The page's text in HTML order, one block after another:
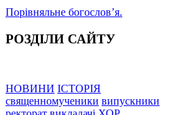
Порівняльне богословʼя.
РОЗДІЛИ САЙТУ
НОВИНИ ІСТОРІЯ
священномученики випускники